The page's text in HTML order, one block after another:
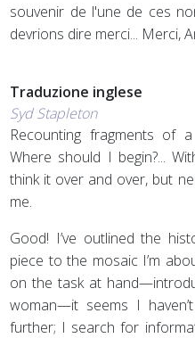
souvenir de l'une de ces
devrions dire merci... Merci,
Traduzione inglese
Syd Stapleton
Recounting fragments of
Where should I begin?...
think it over and over, but
me.
Good! I’ve outlined the
piece to the mosaic I’m
on the task at
woman—it seems I
further; I search for